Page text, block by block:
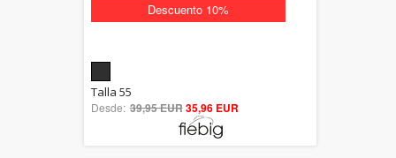
Descuento 10%
out of 5
Talla 55
Desde: 39,95 EUR35,96 EUR